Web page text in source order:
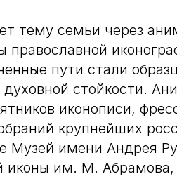
тему семьи через
православной
пути стали
духовной стойкости.
иконописи,
крупнейших
Музей имени Андрея
иконы им. М. Абрамова,